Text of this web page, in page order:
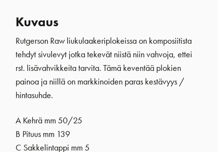
Kuvaus
Rutgerson Raw liukulaakeriplokeissa on komposiitista
tehdyt sivulevyt jotka tekevät niistä niin vahvoja, ettei
rst. lisävahvikkeita tarvita. Tämä keventää plokien
painoa ja niillä on markkinoiden paras kestävyys /
hintasuhde.
A Kehrä mm 50/25
B Pituus mm 139
C Sakkelintappi mm 5